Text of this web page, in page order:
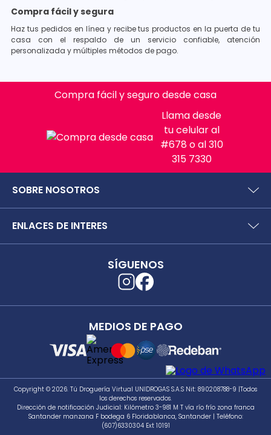
Compra fácil y segura
Haz tus pedidos en línea y recibe tus productos en la puerta de tu
casa con el respaldo de un servicio confiable, atención
personalizada y múltiples métodos de pago.
Compra fácil y seguro desde casa
Llama desde
tu celular al
#678 o al 310
315 7330
SOBRE NOSOTROS
Preguntas frecuentes
Políticas y términos de uso
Términos y condiciones puntos saludables
Separata digital
ENLACES DE INTERES
Secretaría de Salud de Antioquia
Unidrogas S.A.S.
Cómo hacer un pedido en TDV
Seguimiento a PQRS
SÍGUENOS
MEDIOS DE PAGO
Copyright © 2026. Tú Droguería Virtual UNIDROGAS S.A.S Nit: 890208788-9 |Todos
los derechos reservados.
Dirección de notificación Judicial: Kilómetro 3-981 M T vía río frío zona franca
Santander manzana F bodega 6 Floridablanca, Santander | Teléfono:
(607)6330304 Ext 10191